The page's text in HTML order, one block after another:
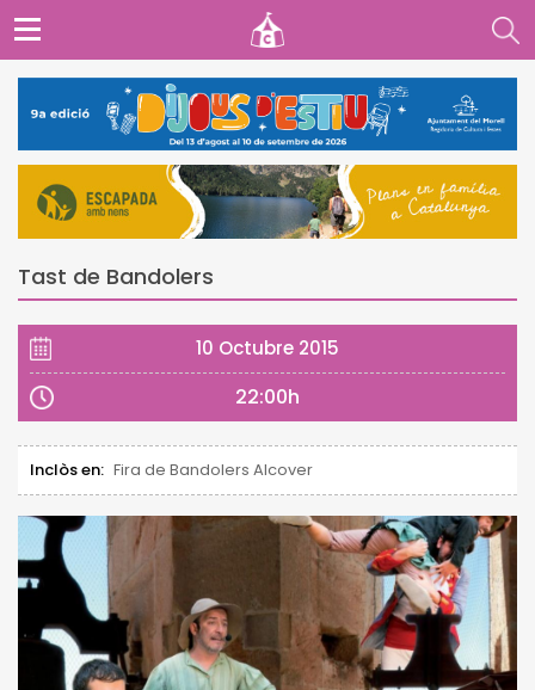
Tast de Bandolers
10 Octubre 2015
22:00h
Inclòs en: Fira de Bandolers Alcover